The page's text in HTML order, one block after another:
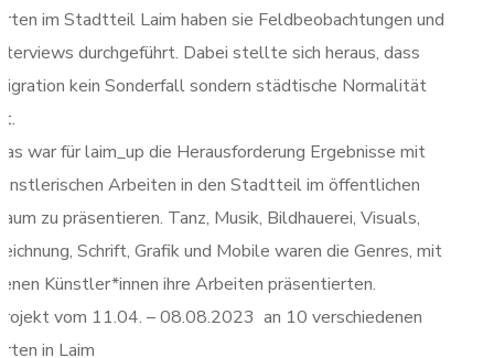
im Stadtteil Laim haben sie Feldbeobachtungen und
durchgeführt. Dabei stellte sich heraus, dass
kein Sonderfall sondern städtische Normalität
war für laim_up die Herausforderung Ergebnisse mit
Arbeiten in den Stadtteil im öffentlichen
zu präsentieren. Tanz, Musik, Bildhauerei, Visuals,
Schrift, Grafik und Mobile waren die Genres, mit
Künstler*innen ihre Arbeiten präsentierten.
vom 11.04. – 08.08.2023 an 10 verschiedenen
in Laim